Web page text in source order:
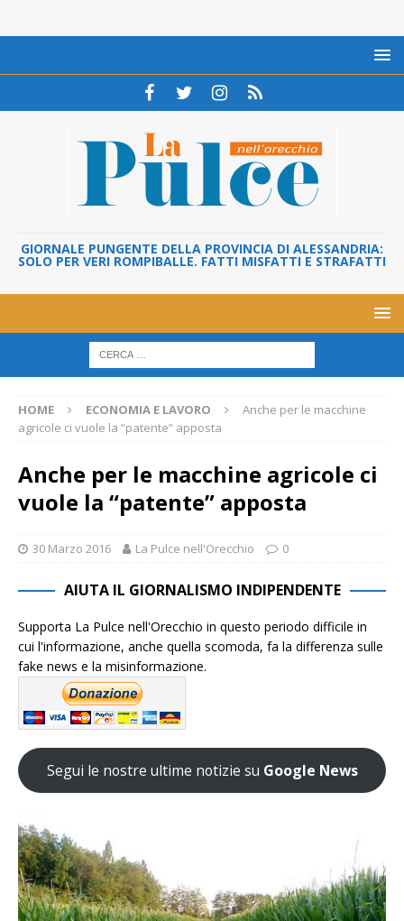
GIORNALE PUNGENTE DELLA PROVINCIA DI ALESSANDRIA:
SOLO PER VERI ROMPIBALLE. FATTI MISFATTI E STRAFATTI
HOME ECONOMIA E LAVORO
Anche per le macchine
agricole ci vuole la “patente” apposta
Anche per le macchine agricole ci
vuole la “patente” apposta
30 Marzo 2016 La Pulce nell'Orecchio 0
AIUTA IL GIORNALISMO INDIPENDENTE
Supporta La Pulce nell'Orecchio in questo periodo difficile in
cui l'informazione, anche quella scomoda, fa la differenza sulle
fake news e la misinformazione.
Segui le nostre ultime notizie su Google News